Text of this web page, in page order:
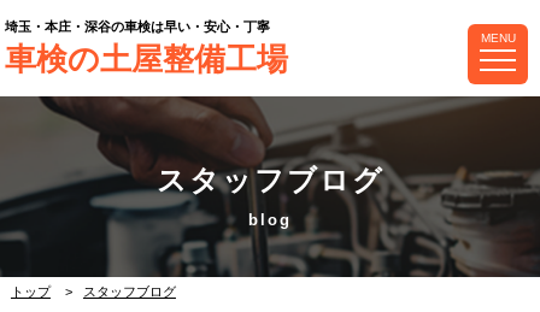
埼玉・本庄・深谷の車検は早い・安心・丁寧
車検の土屋整備工場
MENU
スタッフブログ
トップ スタッフブログ